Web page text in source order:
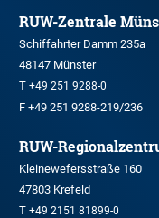
RUW-Zentrale
Schiffahrter Damm 235a
48147 Münster
T +49 251 9288-0
F +49 251 9288-219/236
RUW-
Kleinewefersstraße 160
47803 Krefeld
T +49 2151 81899-0